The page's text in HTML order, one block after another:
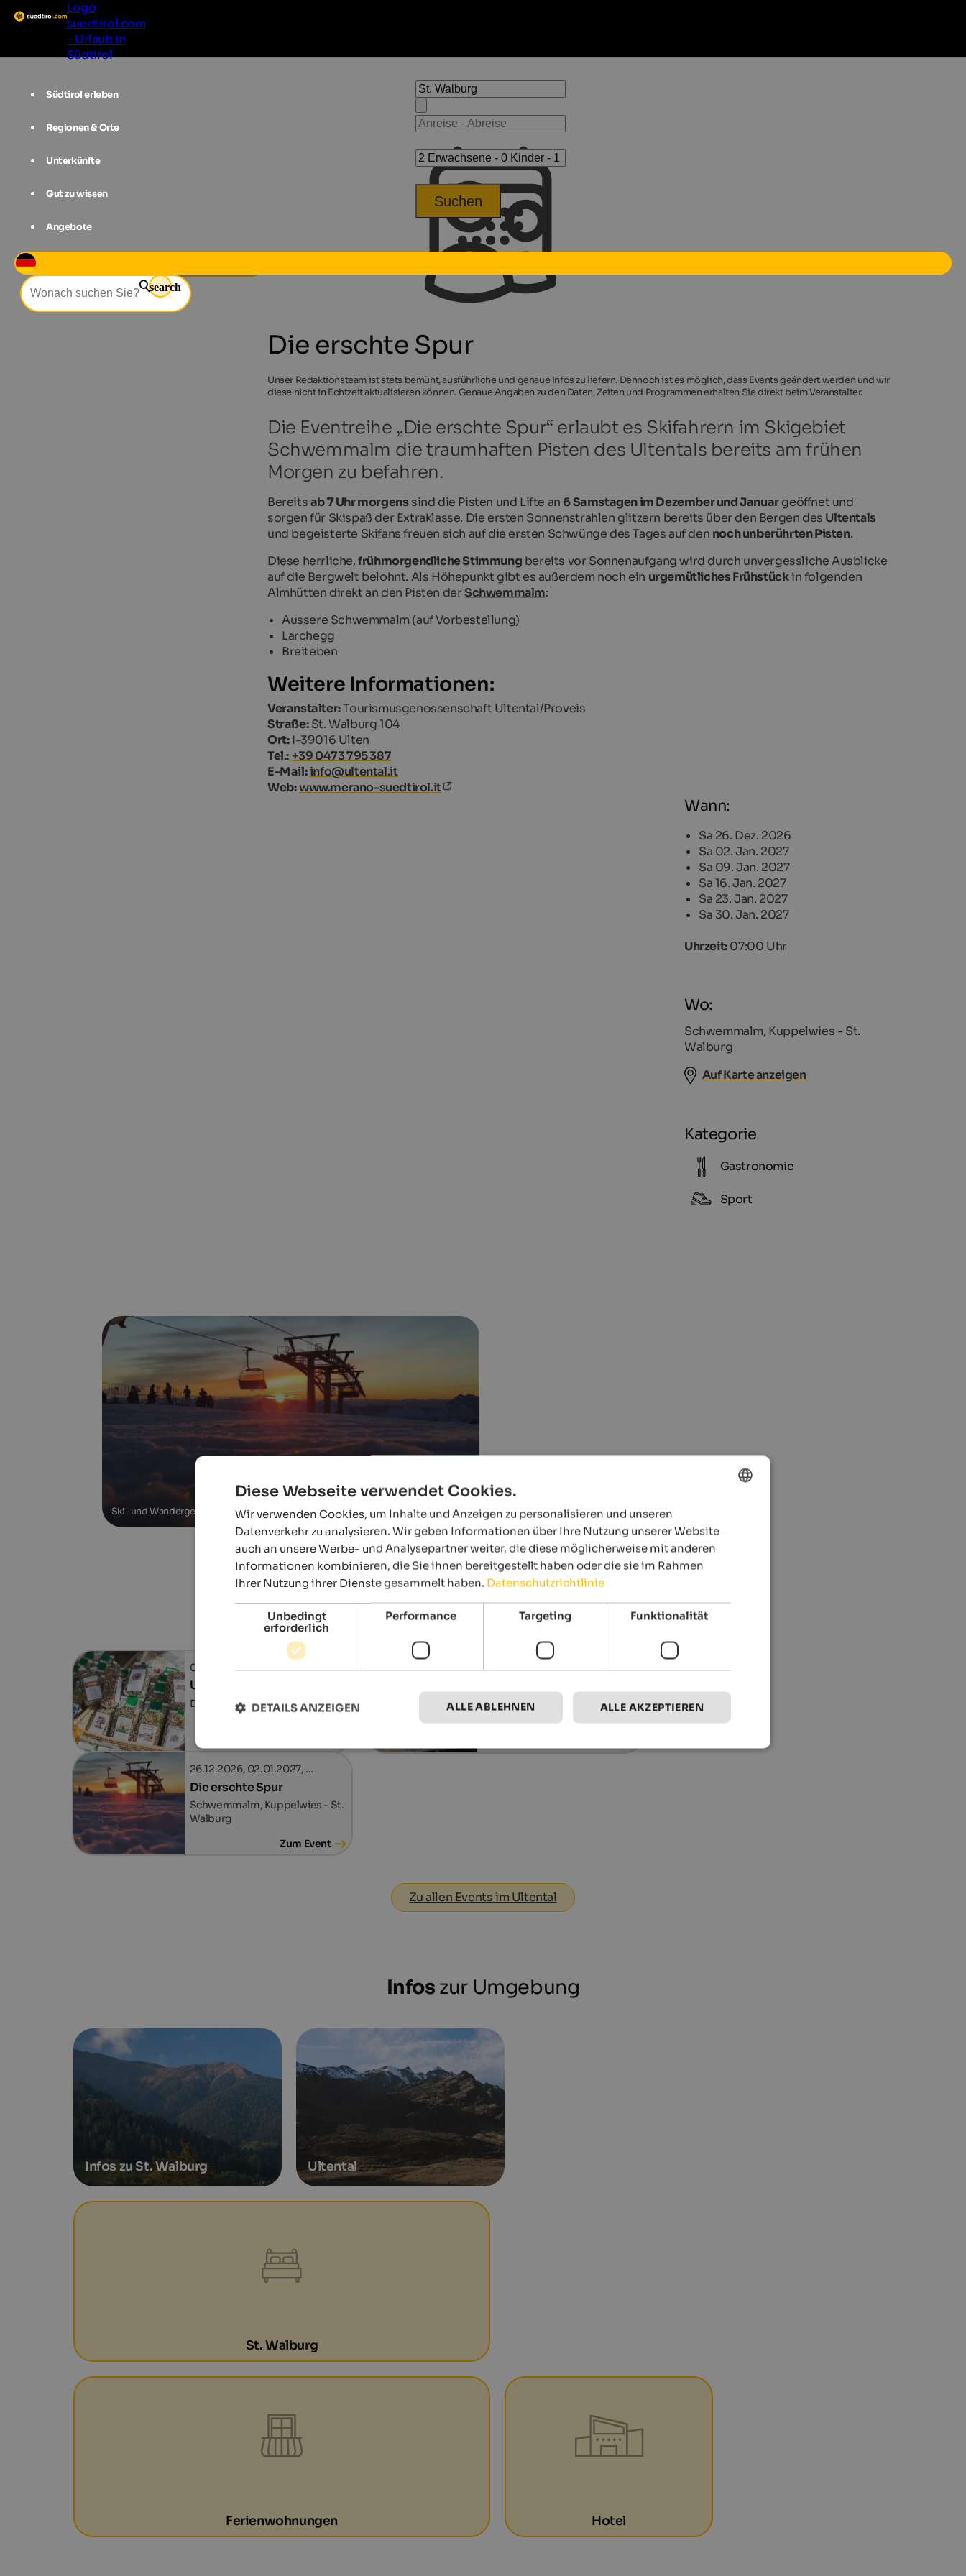
Logo
suedtirol.com
- Urlaub in
Südtirol
Südtirol erleben
Regionen & Orte
Unterkünfte
Gut zu wissen
Angebote
search
Suchen
Die erschte Spur
Unser Redaktionsteam ist stets bemüht, ausführliche und genaue Infos zu liefern. Dennoch ist es möglich, dass Events geändert werden und wir
diese nicht in Echtzeit aktualisieren können. Genaue Angaben zu den Daten, Zeiten und Programmen erhalten Sie direkt beim Veranstalter.
Die Eventreihe „Die erschte Spur“ erlaubt es Skifahrern im Skigebiet
Schwemmalm die traumhaften Pisten des Ultentals bereits am frühen
Morgen zu befahren.
Bereitsab 7 Uhr morgenssind die Pisten und Lifte an 6 Samstagen im Dezember und Januargeöffnet und
sorgen für Skispaß der Extraklasse. Die ersten Sonnenstrahlen glitzern bereits über den Bergen des Ultentals
und begeisterte Skifans freuen sich auf die ersten Schwünge des Tages auf den noch unberührten Pisten.
Diese herrliche,frühmorgendliche Stimmung bereits vor Sonnenaufgang wird durch unvergessliche Ausblicke
auf die Bergwelt belohnt. Als Höhepunkt gibt es außerdem noch ein urgemütliches Frühstückin folgenden
Almhütten direkt an den Pisten der Schwemmalm:
Aussere Schwemmalm (auf Vorbestellung)
Larchegg
Breiteben
Weitere Informationen:
Veranstalter:Tourismusgenossenschaft Ultental/Proveis
Straße:St. Walburg 104
Ort:I-39016 Ulten
Tel.: +39 0473 795 387
E-Mail:info@ultental.it
Web:www.merano-suedtirol.it
Wann:
Sa 26. Dez. 2026
Sa 02. Jan. 2027
Sa 09. Jan. 2027
Sa 16. Jan. 2027
Sa 23. Jan. 2027
Sa 30. Jan. 2027
Uhrzeit:07:00 Uhr
Wo:
Schwemmalm, Kuppelwies - St.
Walburg
Auf Karte anzeigen
Kategorie
Gastronomie
Sport
Ski- und Wandergebiet Schwemmalm
Eventsim Ultental
08.08.2026, 22.08.2026, …
Ultner Bauernmarktl
Dorfzentrum - St. Walburg
06.09.2026
Talstation Schwemmalmbahn - St.
26.12.2026, 02.01.2027, …
Die erschte Spur
Schwemmalm, Kuppelwies - St.
Walburg
Zum Event
Zu allen Events im Ultental
Infos zur Umgebung
Infos zu St. Walburg Ultental
St. Walburg
Ferienwohnungen Hotel
GERMAN
Diese Webseite verwendet Cookies.
Wir verwenden Cookies, um Inhalte und Anzeigen zu personalisieren und unseren
Datenverkehr zu analysieren. Wir geben Informationen über Ihre Nutzung unserer Website
auch an unsere Werbe- und Analysepartner weiter, die diese möglicherweise mit anderen
Informationen kombinieren, die Sie ihnen bereitgestellt haben oder die sie im Rahmen
Ihrer Nutzung ihrer Dienste gesammelt haben. Datenschutzrichtlinie
Unbedingt
erforderlich
Performance Targeting Funktionalität
ALLE AKZEPTIEREN
ALLE ABLEHNEN
DETAILS ANZEIGEN